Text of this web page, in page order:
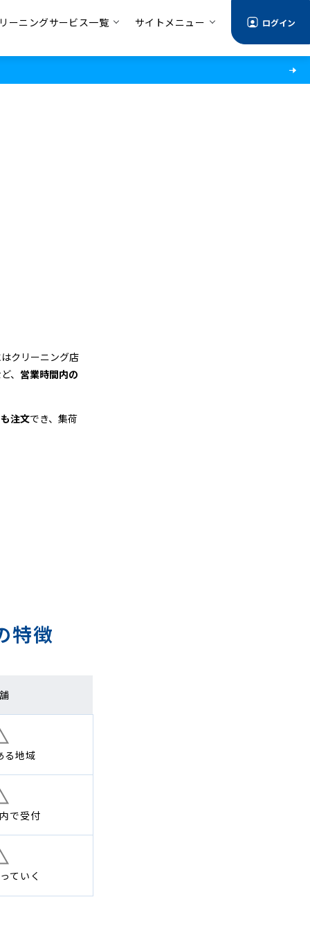
ーニングサービス一覧 サイトメニュー ログイン
クリーニング店
、 営業時間内の
注文でき、集荷
特徴
る地域
で受付
ていく